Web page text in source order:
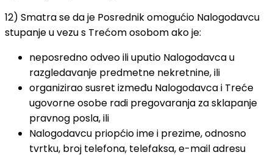
12) Smatra se da je Posrednik omogućio Nalogodavcu
stupanje u vezu s Trećom osobom ako je:
neposredno odveo ili uputio Nalogodavca u
razgledavanje predmetne nekretnine, ili
organizirao susret između Nalogodavca i Treće
ugovorne osobe radi pregovaranja za sklapanje
pravnog posla, ili
Nalogodavcu priopćio ime i prezime, odnosno
tvrtku, broj telefona, telefaksa, e-mail adresu